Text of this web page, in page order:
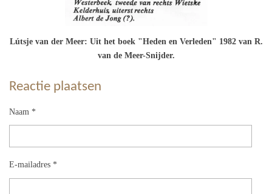
Lútsje van der Meer: Uit het boek "Heden en Verleden" 1982 van R.
van de Meer-Snijder.
Reactie plaatsen
Naam *
E-mailadres *